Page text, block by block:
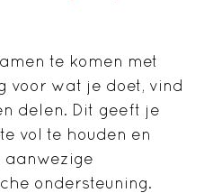
te komen met
voor wat je doet, vind
delen. Dit geeft je
vol te houden en
aanwezige
ondersteuning.